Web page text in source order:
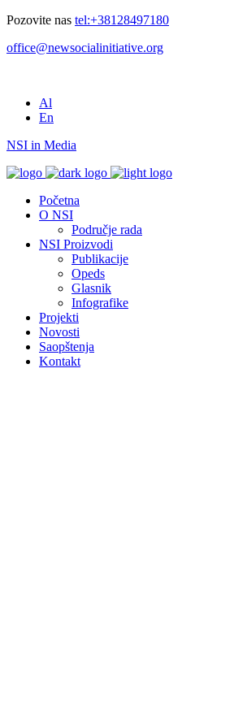
Pozovite nas tel:+38128497180
office@newsocialinitiative.org
Al
En
NSI in Media
Početna
O NSI
Područje rada
NSI Proizvodi
Publikacije
Opeds
Glasnik
Infografike
Projekti
Novosti
Saopštenja
Kontakt